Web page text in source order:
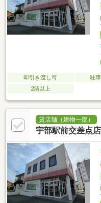
即引き渡し可 駐
2階以上
貸店舗（建物一部）
宇部駅前交差点